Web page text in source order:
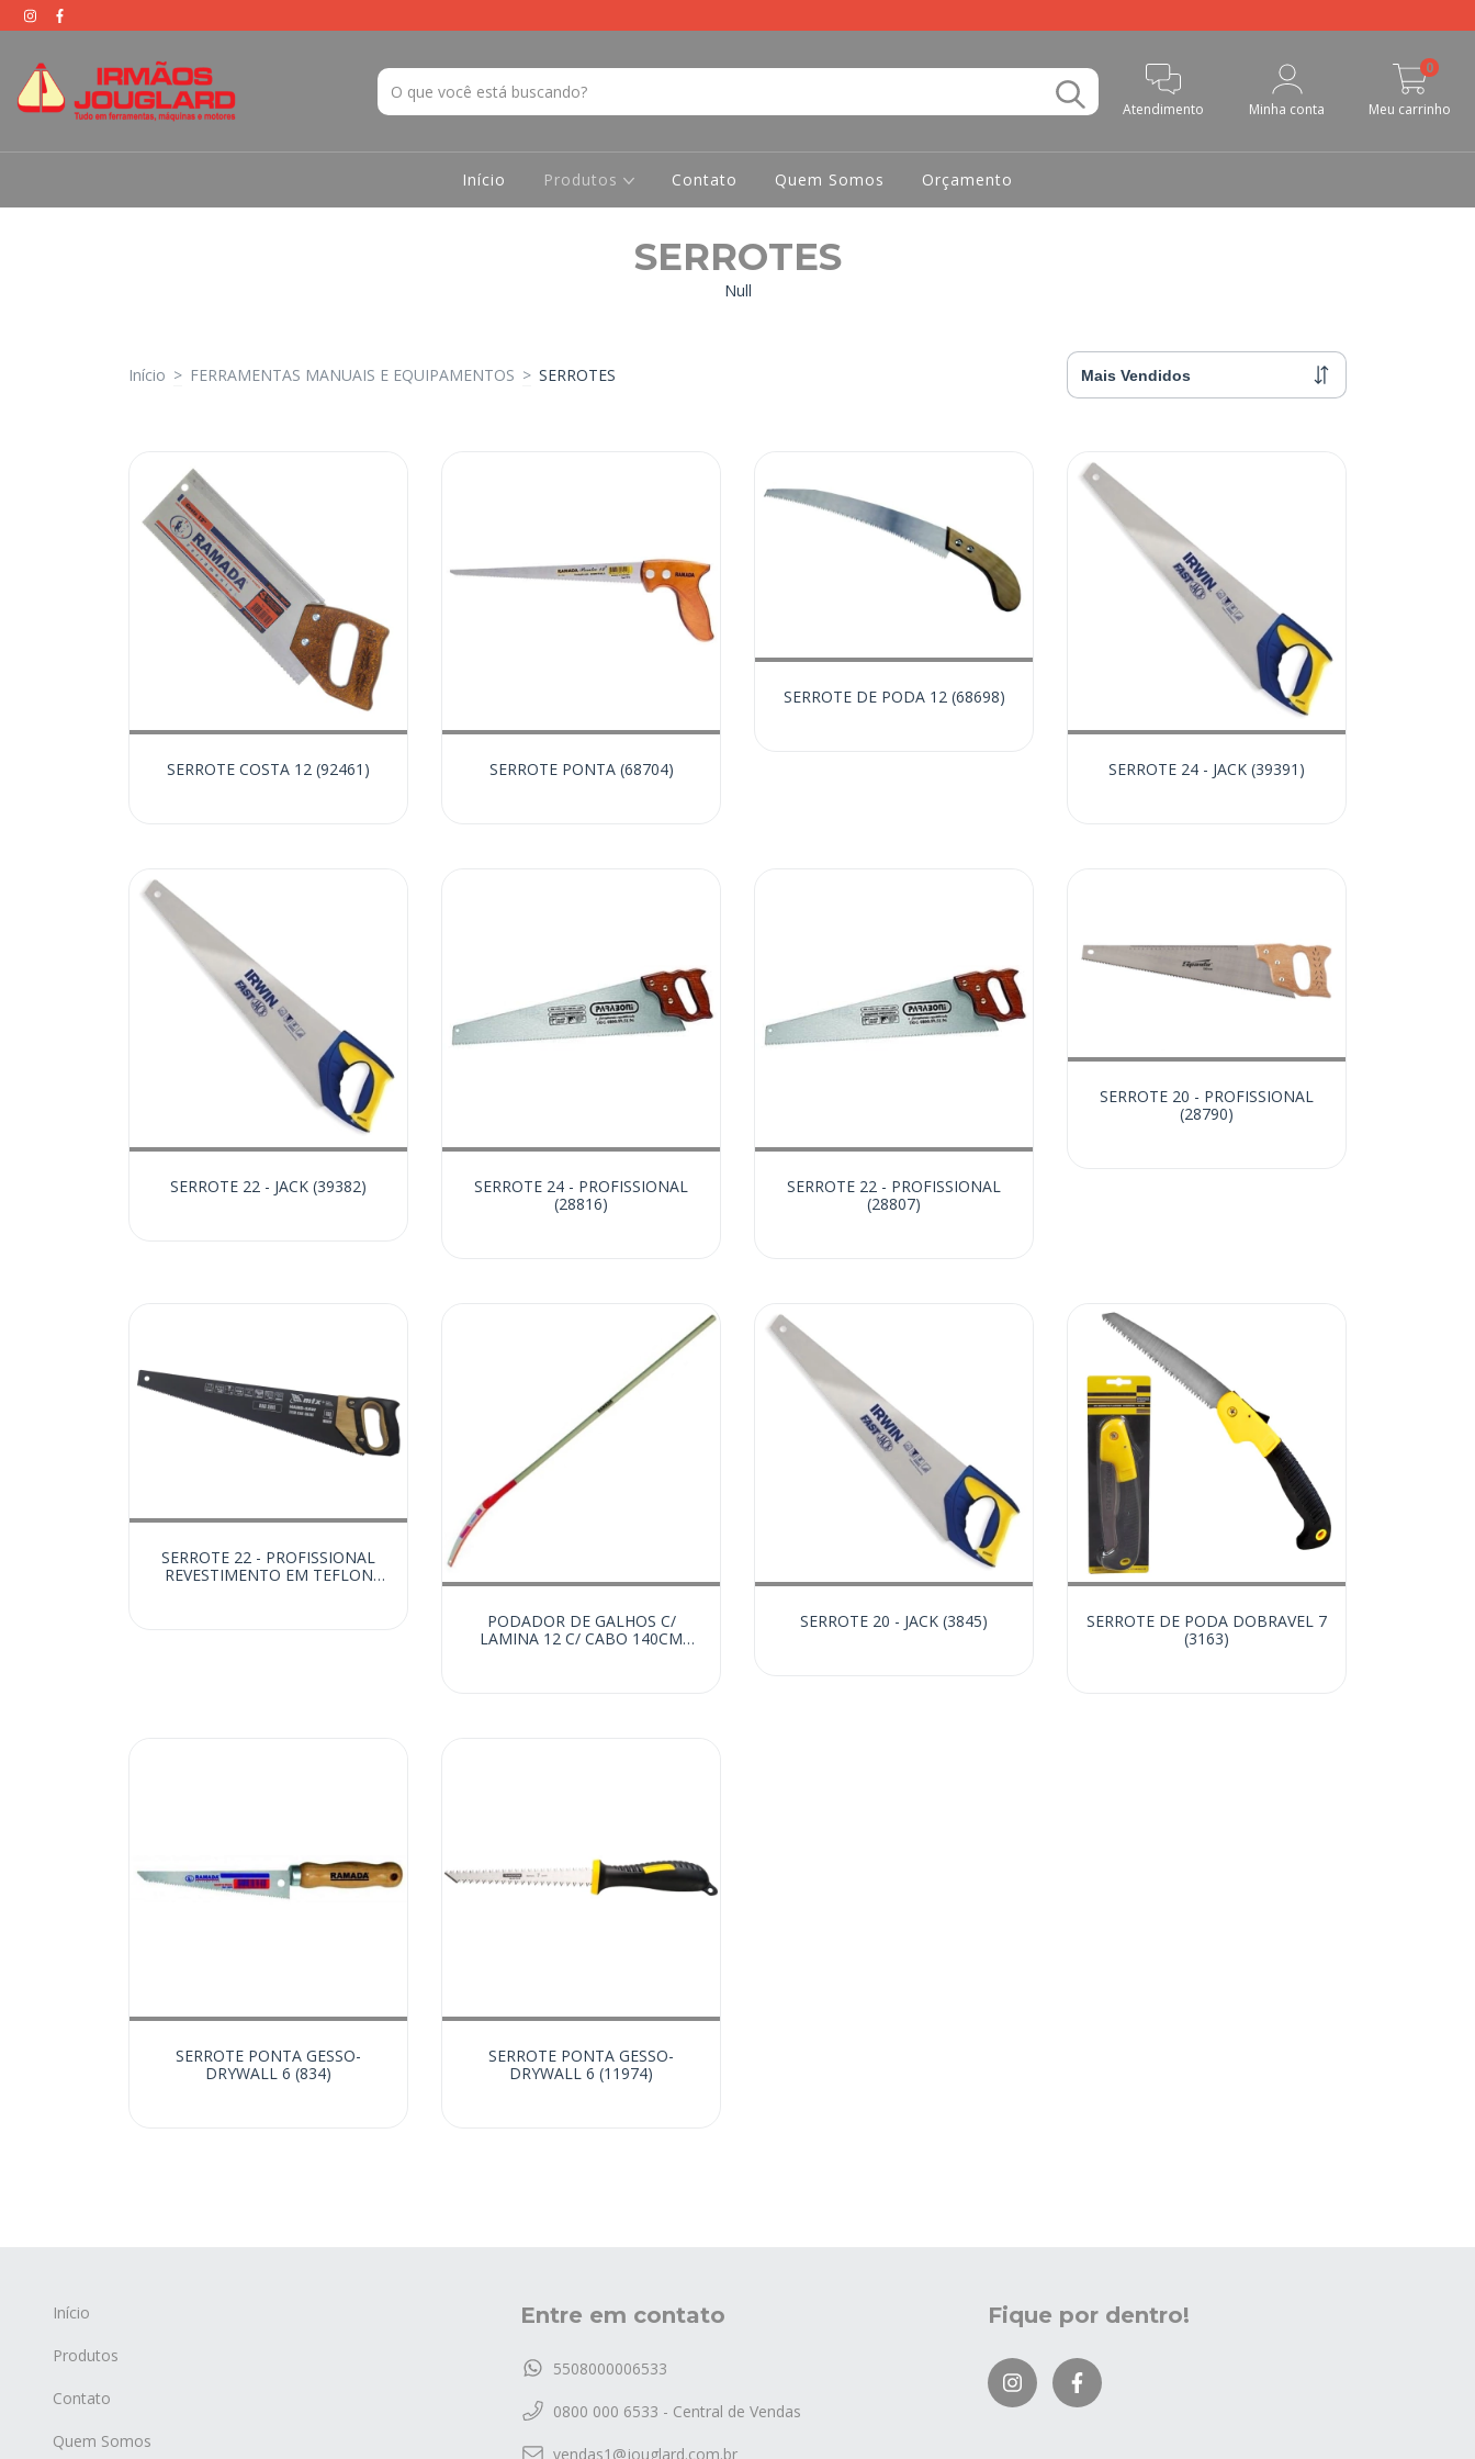
Atendimento Minha conta Meu carrinho
0
Início Produtos Contato Quem Somos Orçamento
SERROTES
Null
Início > FERRAMENTAS MANUAIS E EQUIPAMENTOS > SERROTES
SERROTE COSTA 12 (92461) SERROTE PONTA (68704)
SERROTE DE PODA 12 (68698)
SERROTE 24 - JACK (39391)
SERROTE 22 - JACK (39382)
SERROTE 24 - PROFISSIONAL
(28816)
SERROTE 22 - PROFISSIONAL
(28807)
SERROTE 20 - PROFISSIONAL
(28790)
SERROTE 22 - PROFISSIONAL
REVESTIMENTO EM TEFLON
PODADOR DE GALHOS C/
LAMINA 12 C/ CABO 140CM
SERROTE 20 - JACK (3845)
SERROTE DE PODA DOBRAVEL 7
(3163)
SERROTE PONTA GESSO-
DRYWALL 6 (834)
SERROTE PONTA GESSO-
DRYWALL 6 (11974)
Início
Produtos
Contato
Quem Somos
Entre em contato
5508000006533
0800 000 6533 - Central de Vendas
vendas1@jouglard.com.br
Fique por dentro!